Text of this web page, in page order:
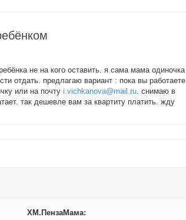
не на кого оставить. я сама мама одиночка
отдать. предлагаю вариант : пока вы работаете
или на почту i.vichkanova@mail.ru . снимаю в
так дешевле вам за квартиту платить. жду
ХМ.ПензаМама: